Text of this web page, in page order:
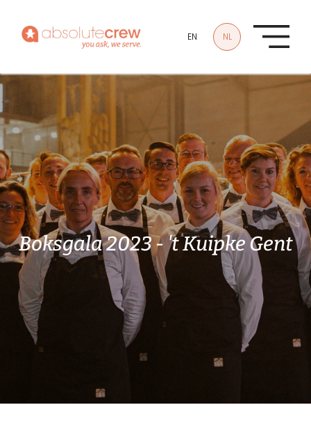
EN NL
Boksgala 2023 - 't Kuipke Gent